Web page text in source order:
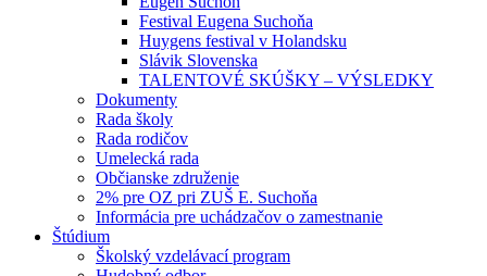
Festival Eugena Suchoňa
Huygens festival v Holandsku
Slávik Slovenska
TALENTOVÉ SKÚŠKY – VÝSLEDKY
Dokumenty
Rada školy
Rada rodičov
Umelecká rada
Občianske združenie
2% pre OZ pri ZUŠ E. Suchoňa
Informácia pre uchádzačov o zamestnanie
Štúdium
Školský vzdelávací program